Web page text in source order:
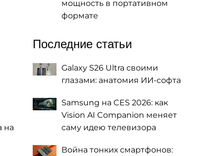
на
мощность в портативном
формате
Последние статьи
Galaxy S26 Ultra своими
глазами: анатомия ИИ-софта
Samsung на CES 2026: как
Vision AI Companion меняет
саму идею телевизора
Война тонких смартфонов: